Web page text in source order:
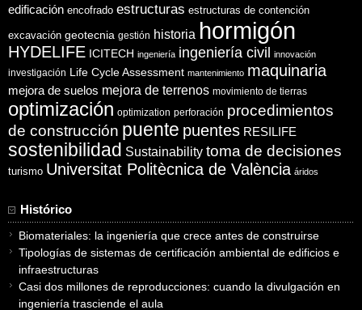
edificación encofrado estructuras estructuras de contención
excavación geotecnia gestión historia hormigón
HYDELIFE ICITECH ingeniería ingeniería civil innovación
investigación Life Cycle Assessment mantenimiento maquinaria
mejora de suelos mejora de terrenos movimiento de tierras
optimización optimization perforación procedimientos
de construcción puente puentes RESILIFE
sostenibilidad Sustainability toma de decisiones
turismo Universitat Politècnica de València áridos
Histórico
Biomateriales: la ingeniería que crece antes de construirse
Tipologías de sistemas de certificación ambiental de edificios e
infraestructuras
Casi dos millones de reproducciones: cuando la divulgación en
ingeniería trasciende el aula